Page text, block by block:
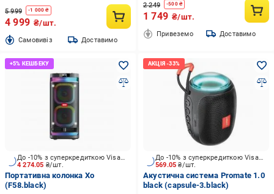
5 999 -1 000 ₴
4 999 ₴/шт.
Cамовивіз Доставимо
2 249 -500₴
1 749 ₴/шт.
Привеземо Доставимо
4 274.05 ₴/шт.
До -10% з суперкредиткою Visa Вигода
Портативна колонка Xo
(F58.black)
569.05₴/шт.
До -10% з суперкредиткою Visa Вигода
Акустична система Promate 1.0
black (capsule-3.black)